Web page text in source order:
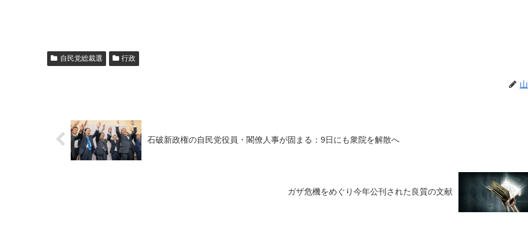
自民党総裁選 行政
石破新政権の自民党役員・閣僚人事が固まる：9日にも衆院を解散へ
ガザ危機をめぐり今年公刊された良質の文献